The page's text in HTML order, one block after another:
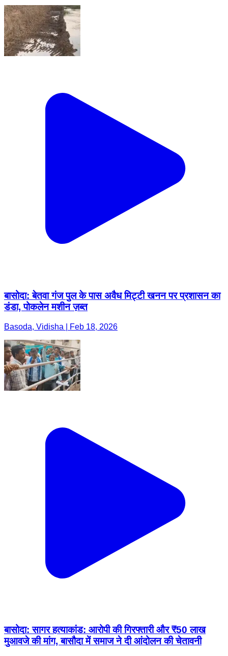
बासोदा: बेतवा गंज पुल के पास अवैध मिट्टी खनन पर प्रशासन का
डंडा, पोकलेन मशीन ज़ब्त
Basoda, Vidisha | Feb 18, 2026
बासोदा: सागर हत्याकांड: आरोपी की गिरफ्तारी और ₹50 लाख
मुआवजे की मांग, बासौदा में समाज ने दी आंदोलन की चेतावनी